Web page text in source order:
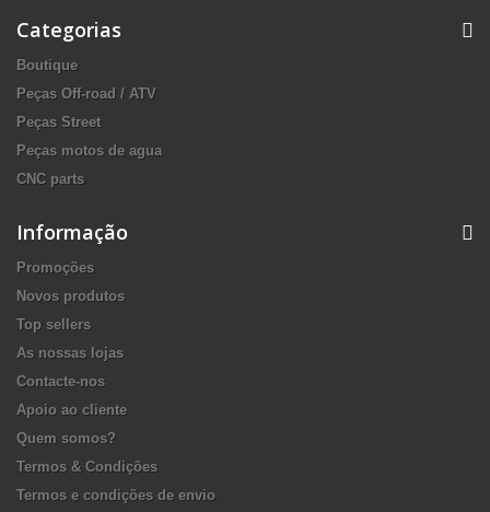
Categorias
Boutique
Peças Off-road / ATV
Peças Street
Peças motos de agua
CNC parts
Informação
Promoções
Novos produtos
Top sellers
As nossas lojas
Contacte-nos
Apoio ao cliente
Quem somos?
Termos & Condições
Termos e condições de envio